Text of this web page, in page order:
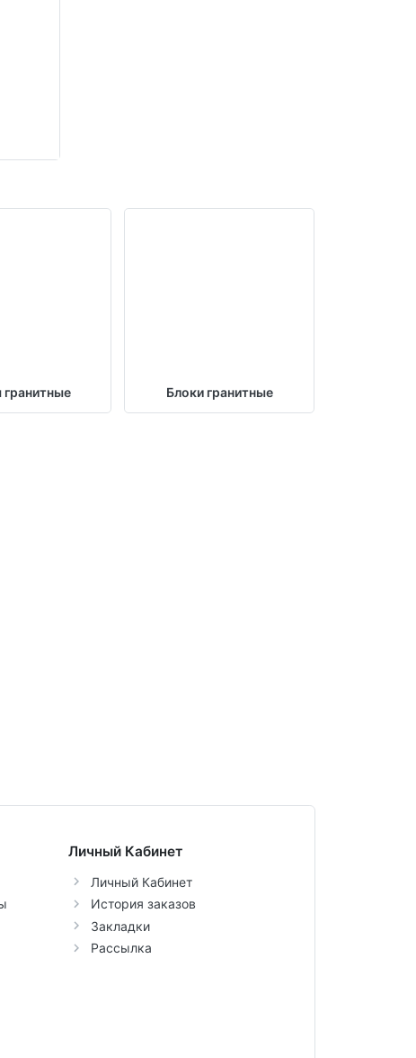
Блоки гранитные
Личный Кабинет
Личный Кабинет
История заказов
Закладки
Рассылка